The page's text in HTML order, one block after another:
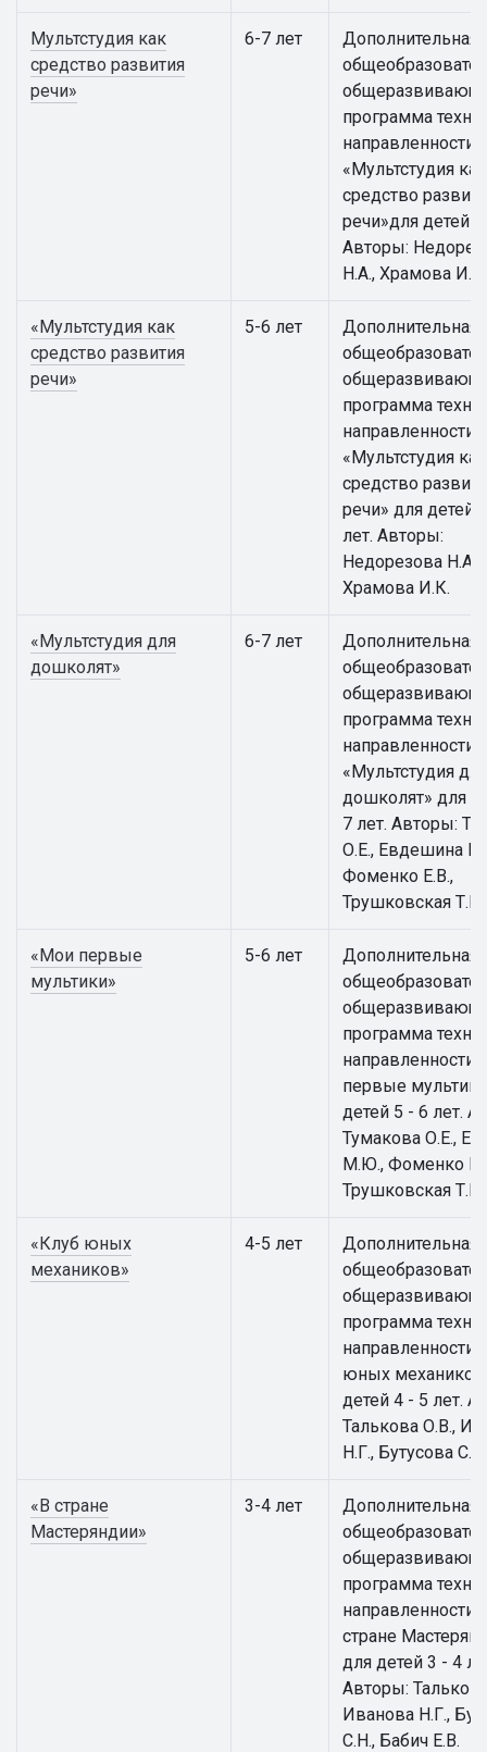
Мультстудия как
средство развития
речи»
6-7 лет
Дополнительная
программа
направленности
«Мультстудия как
средство
речи»для детей 6
Авторы:
Н.А., Храмова И.К.
«Мультстудия как
средство развития
речи»
5-6 лет
Дополнительная
программа
направленности
«Мультстудия как
средство
речи» для детей
лет. Авторы:
Недорезова Н.А.,
Храмова И.К.
«Мультстудия для
дошколят»
6-7 лет
Дополнительная
программа
направленности
«Мультстудия для
дошколят» для
7 лет. Авторы:
О.Е., Евдешина
Фоменко Е.В.,
Трушковская Т.Е.
«Мои первые
мультики»
5-6 лет
Дополнительная
программа
направленности
первые
детей 5 - 6 лет.
Тумакова О.Е.,
М.Ю., Фоменко
Трушковская Т.Е.
«Клуб юных
механиков»
4-5 лет
Дополнительная
программа
направленности
юных
детей 4 - 5 лет.
Талькова О.В.,
Н.Г., Бутусова С.Н.
«В стране
Мастеряндии»
3-4 лет
Дополнительная
программа
направленности
стране
для детей 3 - 4
Авторы:
Иванова Н.Г.,
С.Н., Бабич Е.В.